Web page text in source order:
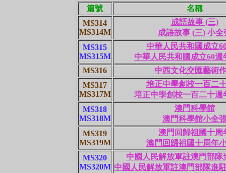
篇號
名稱
MS314
MS314M
成語故事 (三)
成語故事 (三) 小全
MS315
MS315M
中華人民共和國成立
中華人民共和國成立60週
MS316
中西文化交匯藝術
MS317
MS317M
培正中學創校一百二
培正中學創校一百二十週
MS318
MS318M
澳門科學館
澳門科學館小全
MS319
MS319M
澳門回歸祖國十周
澳門回歸祖國十周年
MS320
MS320M
中國人民解放軍註澳門部隊
中國人民解放軍註澳門部隊進